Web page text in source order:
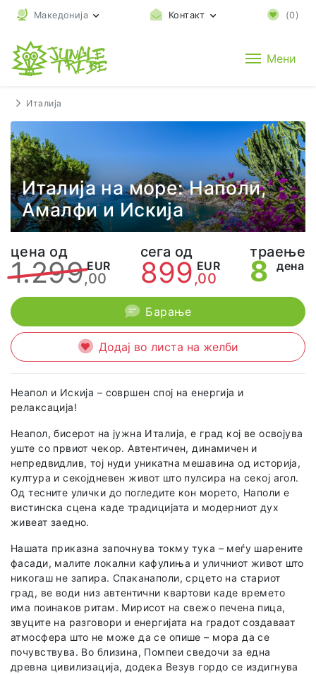
Македонија Контакт (0)
Мени
Италија
Италија на море: Наполи,
Амалфи и Искија
цена од
1.299 EUR
,00
сега од
899 EUR
,00
траење
8 дена
Барање
Додај во листа на желби
Неапол и Искија – совршен спој на енергија и
релаксација!
Неапол, бисерот на јужна Италија, е град кој ве освојува
уште со првиот чекор. Автентичен, динамичен и
непредвидлив, тој нуди уникатна мешавина од историја,
култура и секојдневен живот што пулсира на секој агол.
Од тесните улички до погледите кон морето, Наполи е
вистинска сцена каде традицијата и модерниот дух
живеат заедно.
Нашата приказна започнува токму тука – меѓу шарените
фасади, малите локални кафулиња и уличниот живот што
никогаш не запира. Спаканаполи, срцето на стариот
град, ве води низ автентични квартови каде времето
има поинаков ритам. Мирисот на свежо печена пица,
звуците на разговори и енергијата на градот создаваат
атмосфера што не може да се опише – мора да се
почувствува. Во близина, Помпеи сведочи за една
древна цивилизација, додека Везув гордо се издигнува